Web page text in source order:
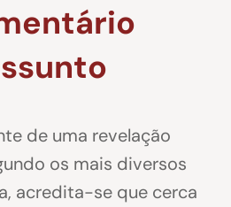
de uma revelação
os mais diversos
acredita-se que cerca